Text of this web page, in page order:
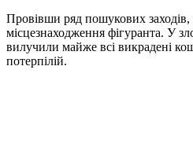
Провівши ряд пошукових
місцезнаходження фігуранта. У
вилучили майже всі викрадені
потерпілій.